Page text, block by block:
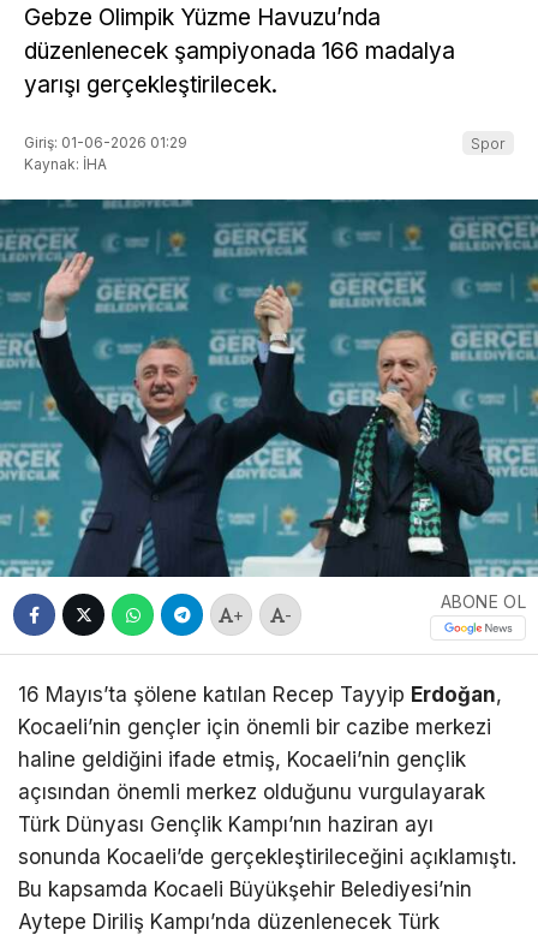
Gebze Olimpik Yüzme Havuzu’nda
düzenlenecek şampiyonada 166 madalya
yarışı gerçekleştirilecek.
Giriş: 01-06-2026 01:29
Kaynak: İHA
Spor
+ -
ABONE OL
16 Mayıs’ta şölene katılan Recep Tayyip Erdoğan,
Kocaeli’nin gençler için önemli bir cazibe merkezi
haline geldiğini ifade etmiş, Kocaeli’nin gençlik
açısından önemli merkez olduğunu vurgulayarak
Türk Dünyası Gençlik Kampı’nın haziran ayı
sonunda Kocaeli’de gerçekleştirileceğini açıklamıştı.
Bu kapsamda Kocaeli Büyükşehir Belediyesi’nin
Aytepe Diriliş Kampı’nda düzenlenecek Türk